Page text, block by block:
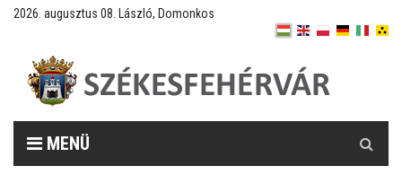
2026. augusztus 08. László, Domonkos
MENÜ